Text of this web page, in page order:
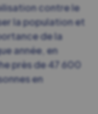
contre le
la population et
de la
année, en
près de 47 600
en